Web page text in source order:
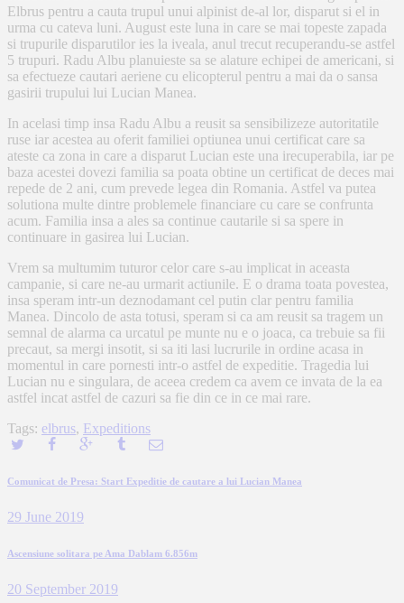
Elbrus pentru a cauta trupul unui alpinist de-al lor, disparut si el in
urma cu cateva luni. August este luna in care se mai topeste zapada
si trupurile disparutilor ies la iveala, anul trecut recuperandu-se astfel
5 trupuri. Radu Albu planuieste sa se alature echipei de americani, si
sa efectueze cautari aeriene cu elicopterul pentru a mai da o sansa
gasirii trupului lui Lucian Manea.
In acelasi timp insa Radu Albu a reusit sa sensibilizeze autoritatile
ruse iar acestea au oferit familiei optiunea unui certificat care sa
ateste ca zona in care a disparut Lucian este una irecuperabila, iar pe
baza acestei dovezi familia sa poata obtine un certificat de deces mai
repede de 2 ani, cum prevede legea din Romania. Astfel va putea
solutiona multe dintre problemele financiare cu care se confrunta
acum. Familia insa a ales sa continue cautarile si sa spere in
continuare in gasirea lui Lucian.
Vrem sa multumim tuturor celor care s-au implicat in aceasta
campanie, si care ne-au urmarit actiunile. E o drama toata povestea,
insa speram intr-un deznodamant cel putin clar pentru familia
Manea. Dincolo de asta totusi, speram si ca am reusit sa tragem un
semnal de alarma ca urcatul pe munte nu e o joaca, ca trebuie sa fii
precaut, sa mergi insotit, si sa iti lasi lucrurile in ordine acasa in
momentul in care pornesti intr-o astfel de expeditie. Tragedia lui
Lucian nu e singulara, de aceea credem ca avem ce invata de la ea
astfel incat astfel de cazuri sa fie din ce in ce mai rare.
Tags: elbrus, Expeditions
navigation
Previous
Comunicat de Presa: Start Expeditie de cautare a lui Lucian Manea
29 June 2019
Next
Ascensiune solitara pe Ama Dablam 6.856m
20 September 2019